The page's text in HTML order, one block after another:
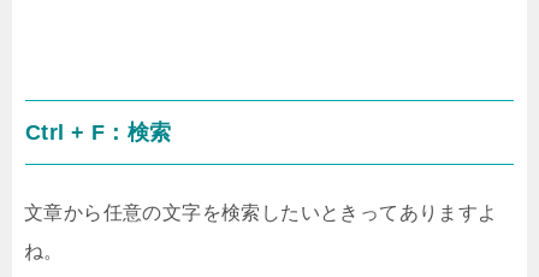
Ctrl + F：検索
文章から任意の文字を検索したいときってありますよ
ね。